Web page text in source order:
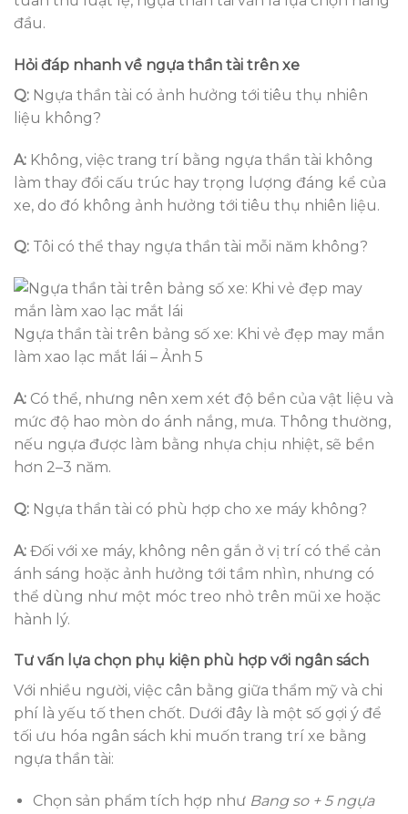
đầu.
Hỏi đáp nhanh về ngựa thần tài trên xe
Q: Ngựa thần tài có ảnh hưởng tới tiêu thụ nhiên
liệu không?
A: Không, việc trang trí bằng ngựa thần tài không
làm thay đổi cấu trúc hay trọng lượng đáng kể của
xe, do đó không ảnh hưởng tới tiêu thụ nhiên liệu.
Q: Tôi có thể thay ngựa thần tài mỗi năm không?
Ngựa thần tài trên bảng số xe: Khi vẻ đẹp may mắn
làm xao lạc mắt lái – Ảnh 5
A: Có thể, nhưng nên xem xét độ bền của vật liệu và
mức độ hao mòn do ánh nắng, mưa. Thông thường,
nếu ngựa được làm bằng nhựa chịu nhiệt, sẽ bền
hơn 2–3 năm.
Q: Ngựa thần tài có phù hợp cho xe máy không?
A: Đối với xe máy, không nên gắn ở vị trí có thể cản
ánh sáng hoặc ảnh hưởng tới tầm nhìn, nhưng có
thể dùng như một móc treo nhỏ trên mũi xe hoặc
hành lý.
Tư vấn lựa chọn phụ kiện phù hợp với ngân sách
Với nhiều người, việc cân bằng giữa thẩm mỹ và chi
phí là yếu tố then chốt. Dưới đây là một số gợi ý để
tối ưu hóa ngân sách khi muốn trang trí xe bằng
ngựa thần tài:
Chọn sản phẩm tích hợp như Bang so + 5 ngựa